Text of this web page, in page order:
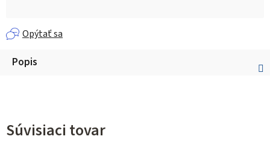
Opýtať sa
Popis
Súvisiaci tovar